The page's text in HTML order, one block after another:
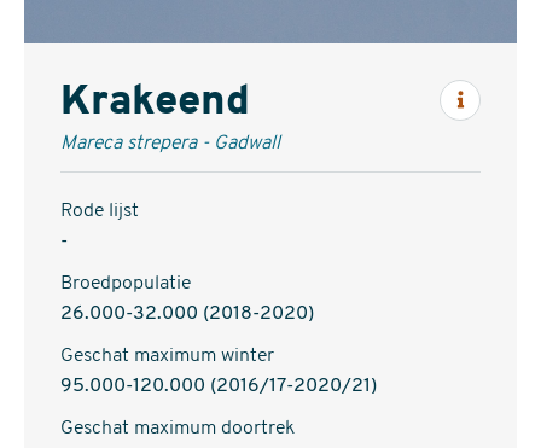
Krakeend
Mareca strepera - Gadwall
Rode lijst
-
Broedpopulatie
26.000-32.000 (2018-2020)
Geschat maximum winter
95.000-120.000 (2016/17-2020/21)
Geschat maximum doortrek